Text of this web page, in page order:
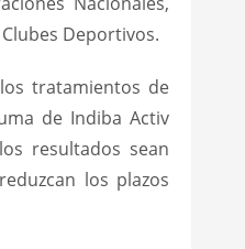
Deportivos.
tratamientos de
de Indiba Activ
resultados sean
los plazos